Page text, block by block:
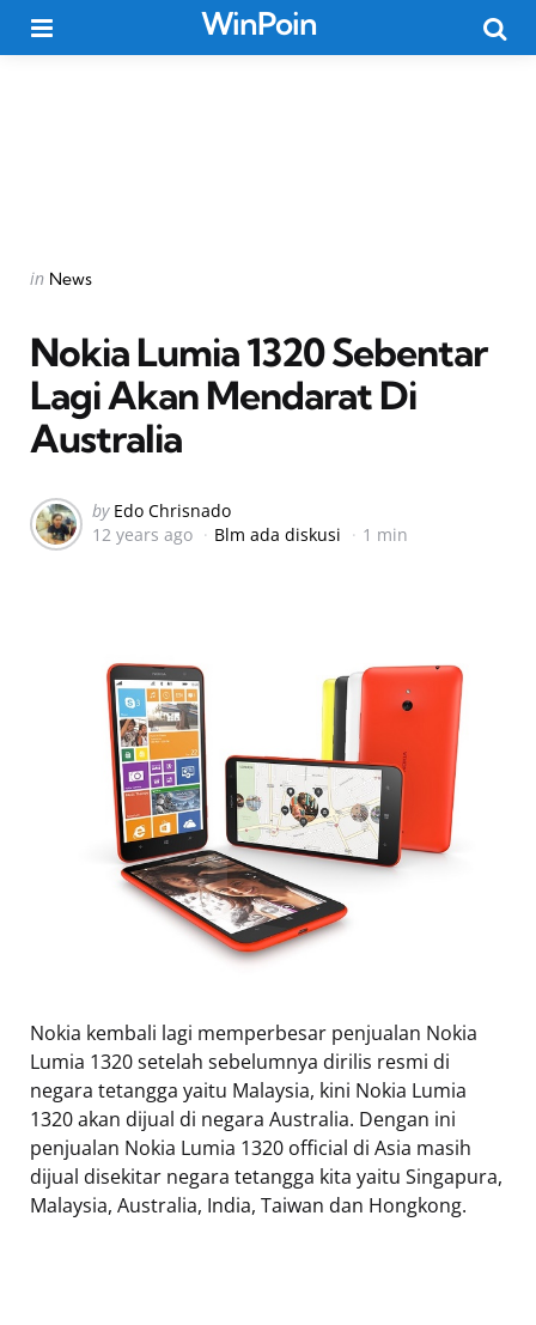
WinPoin
Categories
Posted
in News
Nokia Lumia 1320 Sebentar
Lagi Akan Mendarat Di
Australia
Posted
by
by Edo Chrisnado
12 years ago
Blm ada diskusi 1 min
Nokia kembali lagi memperbesar penjualan Nokia
Lumia 1320 setelah sebelumnya dirilis resmi di
negara tetangga yaitu Malaysia, kini Nokia Lumia
1320 akan dijual di negara Australia. Dengan ini
penjualan Nokia Lumia 1320 official di Asia masih
dijual disekitar negara tetangga kita yaitu Singapura,
Malaysia, Australia, India, Taiwan dan Hongkong.